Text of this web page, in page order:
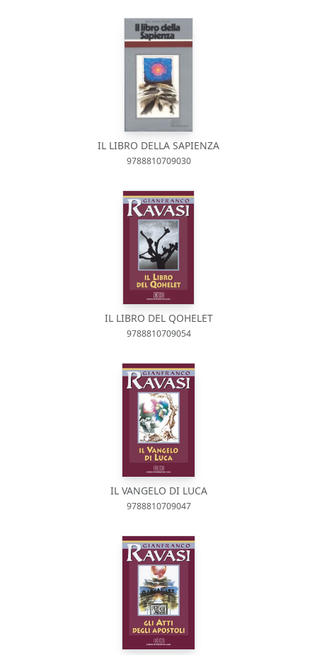
IL LIBRO DELLA SAPIENZA
9788810709030
IL LIBRO DEL QOHELET
9788810709054
IL VANGELO DI LUCA
9788810709047